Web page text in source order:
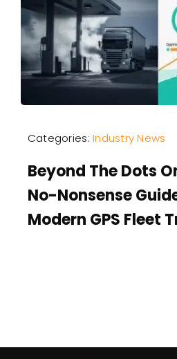
Categories:Industry News
Beyond The Dots
No-Nonsense
Modern GPS Fleet